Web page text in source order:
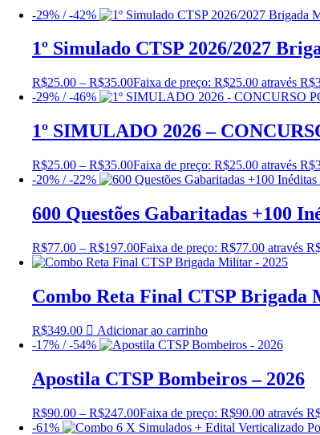
-29% / -42%
1º Simulado CTSP 2026/2027
R$25.00 – R$35.00Faixa de preço: R$25.00 através
-29% / -46%
1º SIMULADO 2026 –
R$25.00 – R$35.00Faixa de preço: R$25.00 através
-20% / -22%
600 Questões Gabaritadas +100
R$77.00 – R$197.00Faixa de preço: R$77.00 através
Combo Reta Final CTSP Brigada
R$349.00
Adicionar ao carrinho
-17% / -54%
Apostila CTSP Bombeiros – 2026
R$90.00 – R$247.00Faixa de preço: R$90.00 através
-61%